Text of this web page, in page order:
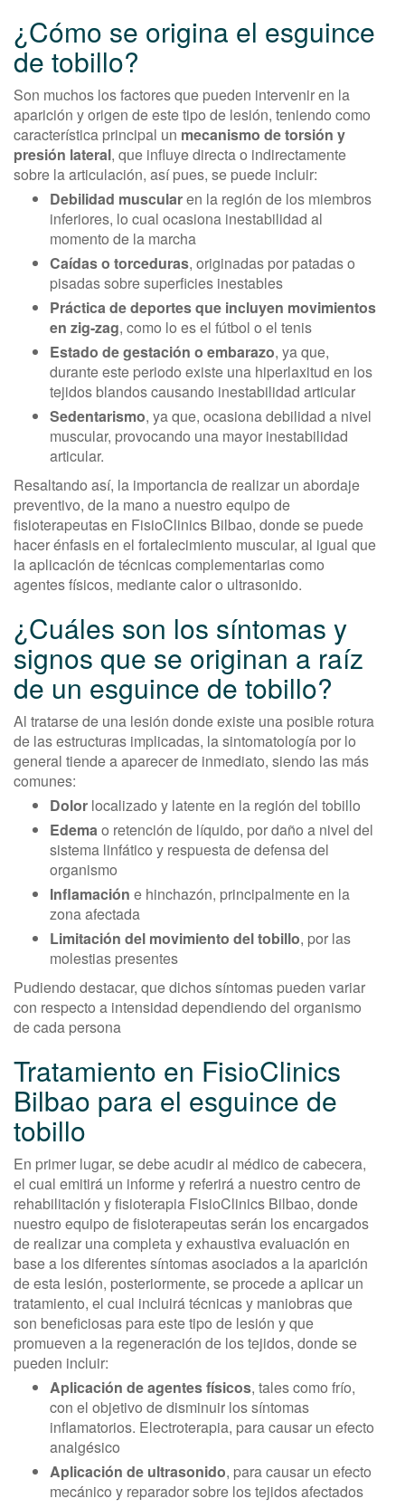
¿Cómo se origina el esguince
de tobillo?
Son muchos los factores que pueden intervenir en la
aparición y origen de este tipo de lesión, teniendo como
característica principal un mecanismo de torsión y
presión lateral, que influye directa o indirectamente
sobre la articulación, así pues, se puede incluir:
Debilidad muscularen la región de los miembros
inferiores, lo cual ocasiona inestabilidad al
momento de la marcha
Caídas o torceduras, originadas por patadas o
pisadas sobre superficies inestables
Práctica de deportes que incluyen movimientos
en zig-zag, como lo es el fútbol o el tenis
Estado de gestación o embarazo, ya que,
durante este periodo existe una hiperlaxitud en los
tejidos blandos causando inestabilidad articular
Sedentarismo, ya que, ocasiona debilidad a nivel
muscular, provocando una mayor inestabilidad
articular.
Resaltando así, la importancia de realizar un abordaje
preventivo, de la mano a nuestro equipo de
fisioterapeutas en FisioClinics Bilbao, donde se puede
hacer énfasis en el fortalecimiento muscular, al igual que
la aplicación de técnicas complementarias como
agentes físicos, mediante calor o ultrasonido.
¿Cuáles son los síntomas y
signos que se originan a raíz
de un esguince de tobillo?
Al tratarse de una lesión donde existe una posible rotura
de las estructuras implicadas, la sintomatología por lo
general tiende a aparecer de inmediato, siendo las más
comunes:
Dolor localizado y latente en la región del tobillo
Edemao retención de líquido, por daño a nivel del
sistema linfático y respuesta de defensa del
organismo
Inflamación e hinchazón, principalmente en la
zona afectada
Limitación del movimiento del tobillo, por las
molestias presentes
Pudiendo destacar, que dichos síntomas pueden variar
con respecto a intensidad dependiendo del organismo
de cada persona
Tratamiento en FisioClinics
Bilbao para el esguince de
tobillo
En primer lugar, se debe acudir al médico de cabecera,
el cual emitirá un informe y referirá a nuestro centro de
rehabilitación y fisioterapia FisioClinics Bilbao, donde
nuestro equipo de fisioterapeutas serán los encargados
de realizar una completa y exhaustiva evaluación en
base a los diferentes síntomas asociados a la aparición
de esta lesión, posteriormente, se procede a aplicar un
tratamiento, el cual incluirá técnicas y maniobras que
son beneficiosas para este tipo de lesión y que
promueven a la regeneración de los tejidos, donde se
pueden incluir:
Aplicación de agentes físicos, tales como frío,
con el objetivo de disminuir los síntomas
inflamatorios. Electroterapia, para causar un efecto
analgésico
Aplicación de ultrasonido, para causar un efecto
mecánico y reparador sobre los tejidos afectados